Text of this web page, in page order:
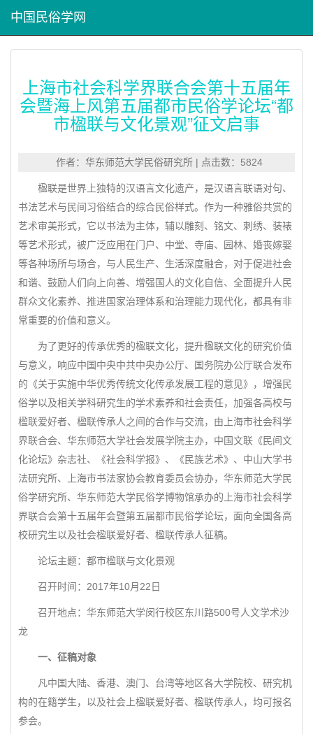
中国民俗学网
上海市社会科学界联合会第十五届年
会暨海上风第五届都市民俗学论坛“都
市楹联与文化景观”征文启事
作者：华东师范大学民俗研究所 | 点击数：5824
楹联是世界上独特的汉语言文化遗产，是汉语言联语对句、
书法艺术与民间习俗结合的综合民俗样式。作为一种雅俗共赏的
艺术审美形式，它以书法为主体，辅以雕刻、铭文、刺绣、装裱
等艺术形式，被广泛应用在门户、中堂、寺庙、园林、婚丧嫁娶
等各种场所与场合，与人民生产、生活深度融合，对于促进社会
和谐、鼓励人们向上向善、增强国人的文化自信、全面提升人民
群众文化素养、推进国家治理体系和治理能力现代化，都具有非
常重要的价值和意义。
为了更好的传承优秀的楹联文化，提升楹联文化的研究价值
与意义，响应中国中央中共中央办公厅、国务院办公厅联合发布
的《关于实施中华优秀传统文化传承发展工程的意见》，增强民
俗学以及相关学科研究生的学术素养和社会责任，加强各高校与
楹联爱好者、楹联传承人之间的合作与交流，由上海市社会科学
界联合会、华东师范大学社会发展学院主办，中国文联《民间文
化论坛》杂志社、《社会科学报》、《民族艺术》、中山大学书
法研究所、上海市书法家协会教育委员会协办，华东师范大学民
俗学研究所、华东师范大学民俗学博物馆承办的上海市社会科学
界联合会第十五届年会暨第五届都市民俗学论坛，面向全国各高
校研究生以及社会楹联爱好者、楹联传承人征稿。
论坛主题：都市楹联与文化景观
召开时间：2017年10月22日
召开地点：华东师范大学闵行校区东川路500号人文学术沙
龙
一、征稿对象
凡中国大陆、香港、澳门、台湾等地区各大学院校、研究机
构的在籍学生，以及社会上楹联爱好者、楹联传承人，均可报名
参会。